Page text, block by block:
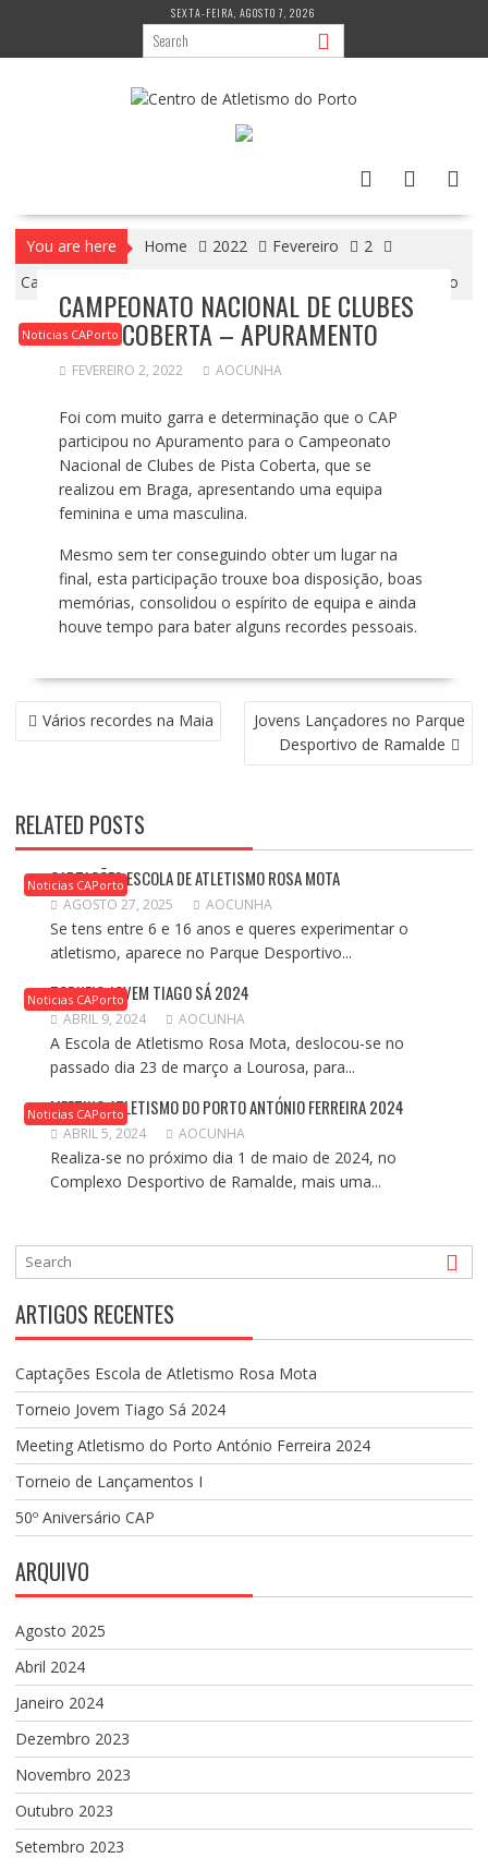
content
SEXTA-FEIRA, AGOSTO 7, 2026
You are here Home 2022 Fevereiro
2
Campeonato Nacional de Clubes Pista Coberta – Apuramento
Noticias CAPorto
CAMPEONATO NACIONAL DE CLUBES
PISTA COBERTA – APURAMENTO
FEVEREIRO 2, 2022 AOCUNHA
Foi com muito garra e determinação que o CAP
participou no Apuramento para o Campeonato
Nacional de Clubes de Pista Coberta, que se
realizou em Braga, apresentando uma equipa
feminina e uma masculina.
Mesmo sem ter conseguindo obter um lugar na
final, esta participação trouxe boa disposição, boas
memórias, consolidou o espírito de equipa e ainda
houve tempo para bater alguns recordes pessoais.
NAVEGAÇÃO
DE Vários recordes na Maia
Jovens Lançadores no Parque
Desportivo de Ramalde
RELATED POSTS
Noticias CAPorto
CAPTAÇÕES ESCOLA DE ATLETISMO ROSA MOTA
AGOSTO 27, 2025 AOCUNHA
Se tens entre 6 e 16 anos e queres experimentar o
atletismo, aparece no Parque Desportivo...
Noticias CAPorto
TORNEIO JOVEM TIAGO SÁ 2024
ABRIL 9, 2024 AOCUNHA
A Escola de Atletismo Rosa Mota, deslocou-se no
passado dia 23 de março a Lourosa, para...
Noticias CAPorto
MEETING ATLETISMO DO PORTO ANTÓNIO FERREIRA 2024
ABRIL 5, 2024 AOCUNHA
Realiza-se no próximo dia 1 de maio de 2024, no
Complexo Desportivo de Ramalde, mais uma...
ARTIGOS RECENTES
Captações Escola de Atletismo Rosa Mota
Torneio Jovem Tiago Sá 2024
Meeting Atletismo do Porto António Ferreira 2024
Torneio de Lançamentos I
50º Aniversário CAP
ARQUIVO
Agosto 2025
Abril 2024
Janeiro 2024
Dezembro 2023
Novembro 2023
Outubro 2023
Setembro 2023